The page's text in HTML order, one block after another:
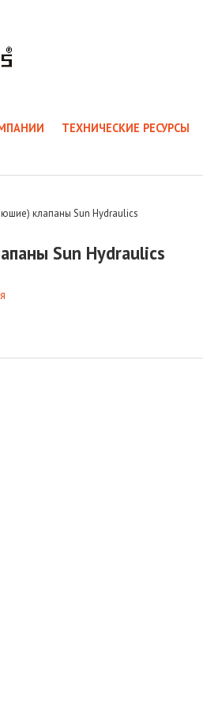
ТЕХНИЧЕСКИЕ РЕСУРСЫ
клапаны Sun Hydraulics
Sun Hydraulics